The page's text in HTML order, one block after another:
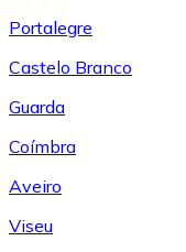
Portalegre
Castelo Branco
Guarda
Coímbra
Aveiro
Viseu